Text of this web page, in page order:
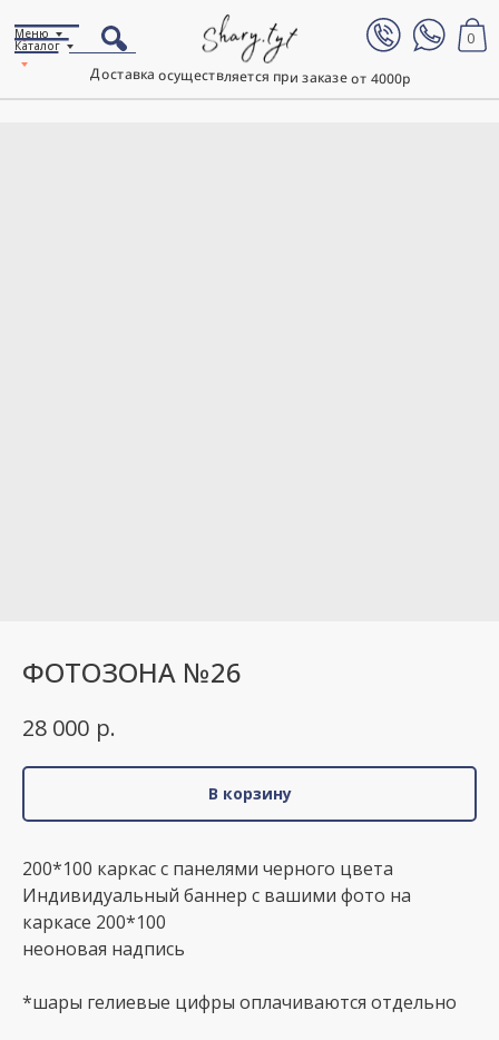
Доставка осуществляется при заказе от 4000р
0
Каталог
Меню
ФОТОЗОНА №26
28 000 р.
В корзину
200*100 каркас с панелями черного цвета
Индивидуальный баннер с вашими фото на
каркасе 200*100
неоновая надпись
*шары гелиевые цифры оплачиваются отдельно